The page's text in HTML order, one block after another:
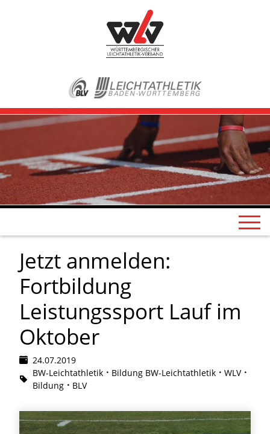
Jetzt anmelden:
Fortbildung
Leistungssport Lauf im
Oktober
24.07.2019
BW-Leichtathletik
Bildung BW-Leichtathletik
WLV
Bildung
BLV